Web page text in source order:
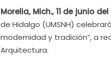
Morelia, Mich., 11 de junio
de Hidalgo (UMSNH)
modernidad y tradición”, a
Arquitectura.